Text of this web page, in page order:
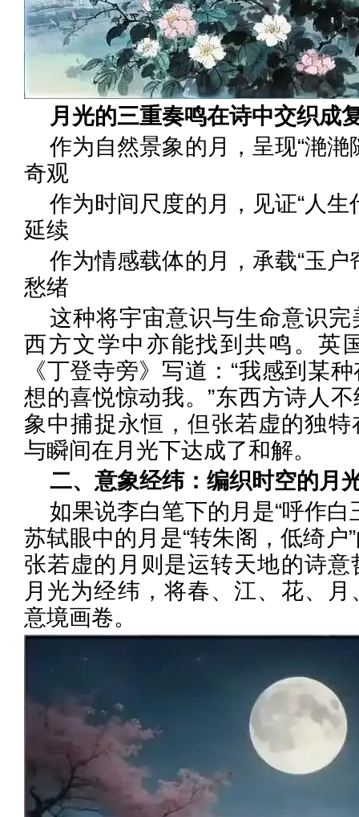
月光的三重奏鸣在诗中交织成
作为自然景象的月，呈现“滟滟
奇观
作为时间尺度的月，见证“人生
延续
作为情感载体的月，承载“玉户
愁绪
这种将宇宙意识与生命意识
西方文学中亦能找到共鸣。英
《丁登寺旁》写道：“我感到某
想的喜悦惊动我。”东西方诗人
象中捕捉永恒，但张若虚的独
与瞬间在月光下达成了和解。
二、意象经纬：编织时空的月
如果说李白笔下的月是“呼作白
苏轼眼中的月是“转朱阁，低绮户
张若虚的月则是运转天地的诗
月光为经纬，将春、江、花、
意境画卷。